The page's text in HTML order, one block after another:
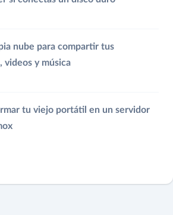
nube para compartir tus
videos y música
tu viejo portátil en un servidor